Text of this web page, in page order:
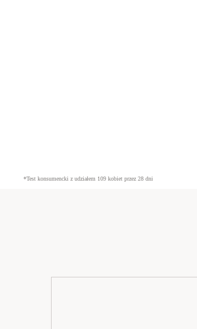
*Test konsumencki z udziałem 109 kobiet przez 28 dni